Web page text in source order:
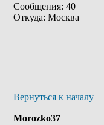
Сообщения: 40
Откуда: Москва
Вернуться к началу
Morozko37